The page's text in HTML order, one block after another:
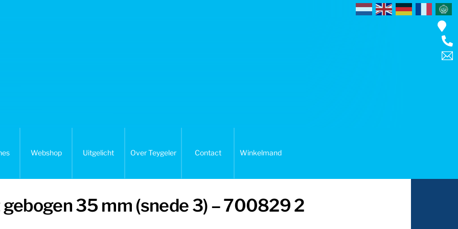
Webshop Uitgelicht Over Teygeler Contact Winkelmand
35 mm (snede 3) – 700829 2